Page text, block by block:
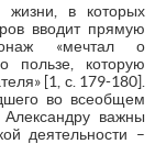
жизни, в которых
вводит прямую
«мечтал о
пользе, которую
[1, с. 179-180].
во всеобщем
важны
деятельности –